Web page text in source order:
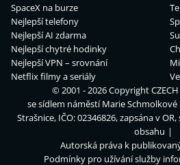
SpaceX na burze
Nejlepší telefony
Nejlepší AI zdarma
Nejlepší chytré hodinky
Nejlepší VPN – srovnání
Netflix filmy a seriály
© 2001 - 2026 Copyright
se sídlem náměstí Marie Schmolkové
Strašnice, IČO: 02346826, zapsána v
obsahu
Autorská práva k
Podmínky pro užívání služby